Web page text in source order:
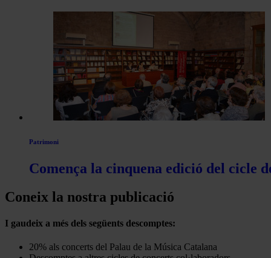
Patrimoni
Comença la cinquena edició del cicle
Coneix la nostra publicació
I gaudeix a més dels següents descomptes:
20% als concerts del Palau de la Música Catalana